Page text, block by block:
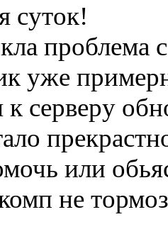
суток!
проблема
уже
серверу
или
не